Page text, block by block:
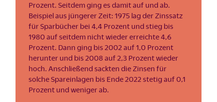
Prozent. Seitdem ging es damit auf und ab.
Beispiel aus jüngerer Zeit: 1975 lag der Zinssatz
für Sparbücher bei 4,4 Prozent und stieg bis
1980 auf seitdem nicht wieder erreichte 4,6
Prozent. Dann ging bis 2002 auf 1,0 Prozent
herunter und bis 2008 auf 2,3 Prozent wieder
hoch. Anschließend sackten die Zinsen für
solche Spareinlagen bis Ende 2022 stetig auf 0,1
Prozent und weniger ab.